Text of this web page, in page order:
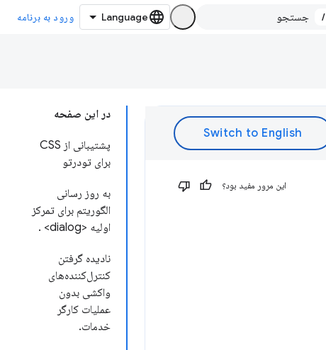
/ ورود به برنامه
در این صفحه
پشتیبانی از CSS
برای تودرتو
به روز رسانی
الگوریتم برای تمرکز
اولیه <dialog> .
نادیده گرفتن
کنترل‌کننده‌های
واکشی بدون
عملیات کارگر
خدمات.
این مرور مفید بود؟